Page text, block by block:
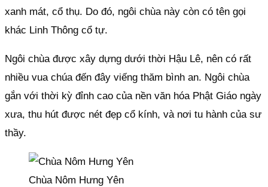
xanh mát, cổ thụ. Do đó, ngôi chùa này còn có tên gọi
khác Linh Thông cổ tự.
Ngôi chùa được xây dựng dưới thời Hậu Lê, nên có rất
nhiều vua chúa đến đây viếng thăm bình an. Ngôi chùa
gắn với thời kỳ đỉnh cao của nền văn hóa Phật Giáo ngày
xưa, thu hút được nét đẹp cổ kính, và nơi tu hành của sư
thầy.
Chùa Nôm Hưng Yên